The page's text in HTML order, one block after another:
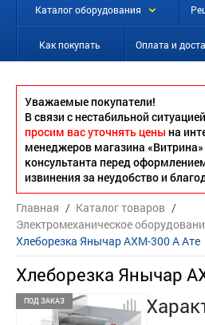
Каталог оборудования
Как покупать Оплата и
Уважаемые покупатели!
В связи с нестабильной
просим вас уточнять цены на
менеджеров магазина
консультанта перед
извинения за неудобство и
Главная / Каталог товаров /
Электромеханическое
Хлеборезка Янычар АХМ-300 А Ате
Хлеборезка Янычар
ПОД ЗАКАЗ